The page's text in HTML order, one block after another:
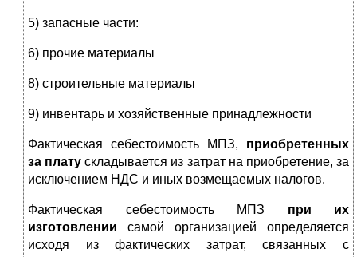
5) запасные части:
6) прочие материалы
8) строительные материалы
9) инвентарь и хозяйственные принадлежности
Фактическая себестоимость МПЗ, приобретенных
за платускладывается из затрат на приобретение, за
исключением НДС и иных возмещаемых налогов.
Фактическая себестоимость МПЗ при их
изготовлении самой организацией определяется
исходя из фактических затрат, связанных с